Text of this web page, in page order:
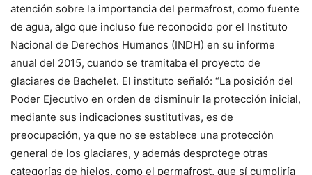
atención sobre la importancia del permafrost, como fuente
de agua, algo que incluso fue reconocido por el Instituto
Nacional de Derechos Humanos (INDH) en su informe
anual del 2015, cuando se tramitaba el proyecto de
glaciares de Bachelet. El instituto señaló: “La posición del
Poder Ejecutivo en orden de disminuir la protección inicial,
mediante sus indicaciones sustitutivas, es de
preocupación, ya que no se establece una protección
general de los glaciares, y además desprotege otras
categorías de hielos, como el permafrost, que sí cumpliría